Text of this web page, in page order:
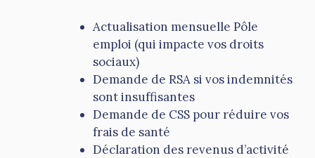
Actualisation mensuelle Pôle
emploi (qui impacte vos droits
sociaux)
Demande de RSA si vos indemnités
sont insuffisantes
Demande de CSS pour réduire vos
frais de santé
Déclaration des revenus d’activité